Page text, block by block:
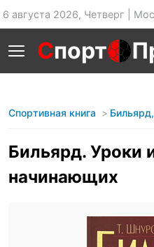
6 августа 2026, Четверг |
Спорт
Спортивная книга
Бильярд. Уроки
начинающих